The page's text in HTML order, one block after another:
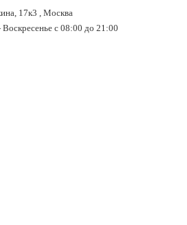
17к3 , Москва
с 08:00 до 21:00